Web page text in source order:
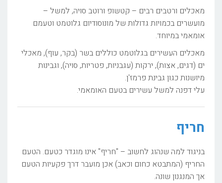
מאכלים ורטבים רבים – קטשופ ורוטב סויה, למשל –
מועשרים בכמויות גדולות של מונוסודיום גלוטמט וטעמם
אומאמי במיוחד.
מאכלים העשירים בגלוטמט כוללים בשר (בקר, עוף), מאכלי
ים (דגים, אצות), ירקות (עגבניות, פטריות, סויה), וגבינות
מיושנות כגון גבינת פרמז'ן.
עלי דפנה למשל עשירים בטעם האומאמי.
חריף
בניגוד למה שנהוג לחשוב – "חריף" אינו מוגדר כטעם. הטעם
החריף (המתבטא כחום וכאב) אכן מועבר דרך פקעיות הטעם
אך המנגנון שונה.